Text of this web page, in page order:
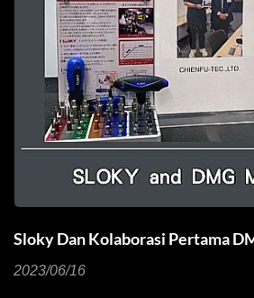
Pertama DMG